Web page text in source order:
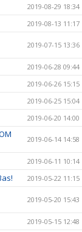
2019-08-29 18:34
2019-08-13 11:17
2019-07-15 13:36
2019-06-28 09:44
2019-06-26 15:15
2019-06-25 15:04
2019-06-20 14:00
2019-06-14 14:58
2019-06-11 10:14
2019-05-22 11:15
2019-05-20 15:43
2019-05-15 12:48